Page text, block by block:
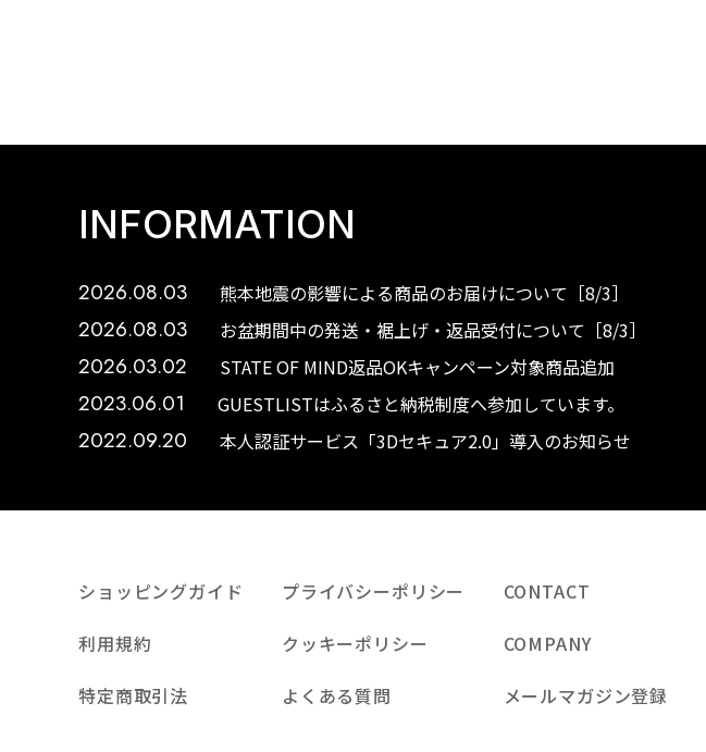
INFORMATION
2026.08.03 熊本地震の影響による商品のお届けについて［8/3］
2026.08.03 お盆期間中の発送・裾上げ・返品受付について［8/3］
2026.03.02 STATE OF MIND返品OKキャンペーン対象商品追加
2023.06.01 GUESTLISTはふるさと納税制度へ参加しています。
2022.09.20 本人認証サービス「3Dセキュア2.0」導入のお知らせ
ショッピングガイド
利用規約
特定商取引法
プライバシーポリシー
クッキーポリシー
よくある質問
CONTACT
COMPANY
メールマガジン登録